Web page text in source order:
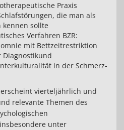
Praxis
die man als
kennen sollte
Verfahren BZR:
mit Bettzeitrestriktion
Diagnostikund
in der Schmerz-
erscheint vierteljährlich und
relevante Themen des
unter